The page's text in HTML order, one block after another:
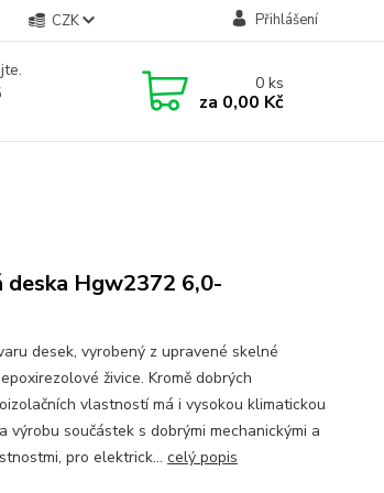
CZK Přihlášení
0ks
za 0,00 Kč
Hgw2372 6,0-
desek, vyrobený z upravené skelné
živice. Kromě dobrých
vlastností má i vysokou klimatickou
výrobu součástek s dobrými mechanickými a
pro elektrick... celý popis